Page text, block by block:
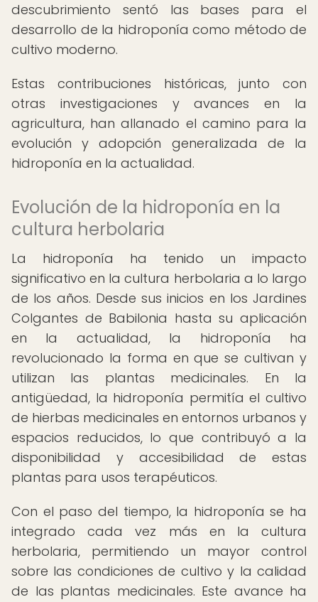
descubrimiento sentó las bases para el
desarrollo de la hidroponía como método de
cultivo moderno.
Estas contribuciones históricas, junto con
otras investigaciones y avances en la
agricultura, han allanado el camino para la
evolución y adopción generalizada de la
hidroponía en la actualidad.
Evolución de la hidroponía en la
cultura herbolaria
La hidroponía ha tenido un impacto
significativo en la cultura herbolaria a lo largo
de los años. Desde sus inicios en los Jardines
Colgantes de Babilonia hasta su aplicación
en la actualidad, la hidroponía ha
revolucionado la forma en que se cultivan y
utilizan las plantas medicinales. En la
antigüedad, la hidroponía permitía el cultivo
de hierbas medicinales en entornos urbanos y
espacios reducidos, lo que contribuyó a la
disponibilidad y accesibilidad de estas
plantas para usos terapéuticos.
Con el paso del tiempo, la hidroponía se ha
integrado cada vez más en la cultura
herbolaria, permitiendo un mayor control
sobre las condiciones de cultivo y la calidad
de las plantas medicinales. Este avance ha